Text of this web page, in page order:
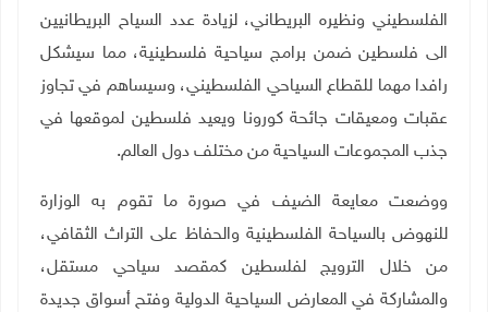
الفلسطيني ونظيره البريطاني، لزيادة عدد السياح البريطانيين
الى فلسطين ضمن برامج سياحية فلسطينية، مما سيشكل
رافدا مهما للقطاع السياحي الفلسطيني، وسيساهم في تجاوز
عقبات ومعيقات جائحة كورونا ويعيد فلسطين لموقعها في
جذب المجموعات السياحية من مختلف دول العالم.
ووضعت معايعة الضيف في صورة ما تقوم به الوزارة
للنهوض بالسياحة الفلسطينية والحفاظ على التراث الثقافي،
من خلال الترويج لفلسطين كمقصد سياحي مستقل،
والمشاركة في المعارض السياحية الدولية وفتح أسواق جديدة